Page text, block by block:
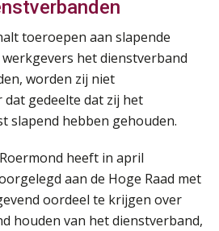
toeroepen aan slapende
het dienstverband
worden zij niet
gedeelte dat zij het
slapend hebben gehouden.
heeft in april
aan de Hoge Raad met
oordeel te krijgen over
houden van het dienstverband,